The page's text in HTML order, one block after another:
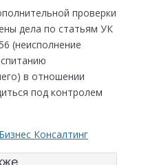
проверки
дела по статьям УК
(неисполнение
в отношении
под контролем
Консалтинг